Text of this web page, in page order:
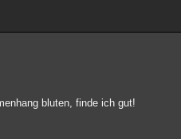
bluten, finde ich gut!